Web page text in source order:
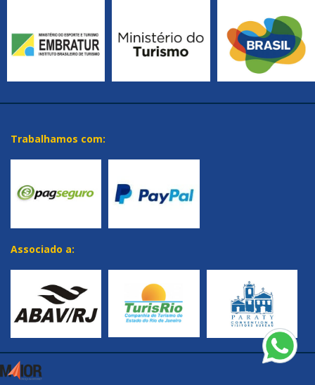
Trabalhamos com:
Associado a: